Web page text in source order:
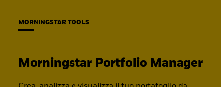
MORNINGSTAR TOOLS
Morningstar Portfolio Manager